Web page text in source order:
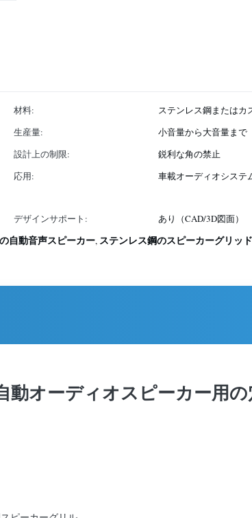
材料:
ステンレス鋼またはカ
生産量:
小音量から大音量まで
設計上の制限:
鋭利な角の禁止
応用: 車載オーディオシステ
デザインサポート:
あり（CAD/3D図面）
自動音声スピーカー, ステンレス鋼のスピーカーグリッド
オーディオスピーカー用